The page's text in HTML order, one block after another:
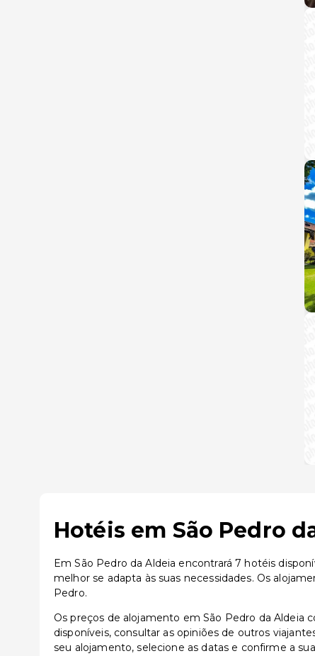
Hotéis em São Pedro
Em São Pedro da Aldeia encontrará 7 hotéis
melhor se adapta às suas necessidades. Os
Pedro.
Os preços de alojamento em São Pedro da
disponíveis, consultar as opiniões de outros
seu alojamento, selecione as datas e confirme a